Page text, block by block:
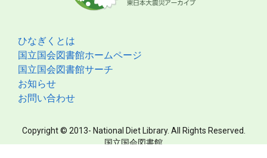
ひなぎくとは
国立国会図書館ホームページ
国立国会図書館サーチ
お知らせ
お問い合わせ
Copyright © 2013- National Diet Library. All Rights Reserved.